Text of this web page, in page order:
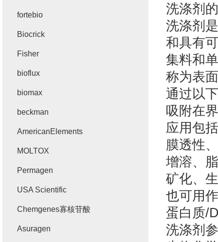
洗涤剂
洗涤剂
和具有
集料和
称为表
通过以
吸附在
应用包
膜透性
增溶、
矿化、
也可用
蛋白质/
洗涤剂
fortebio
Biocrick
Fisher
bioflux
biomax
beckman
AmericanElements
MOLTOX
Permagen
USA Scientific
Chemgenes寡核苷酸
Asuragen